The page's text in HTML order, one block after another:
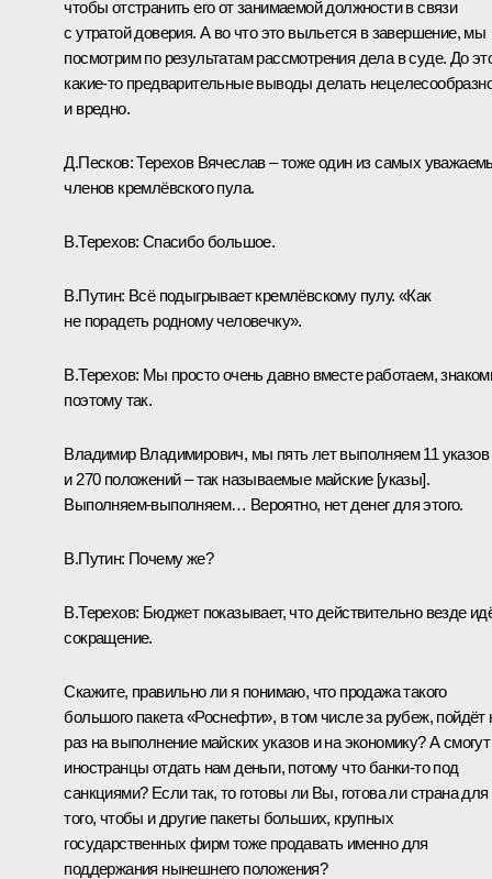
чтобы отстранить его от занимаемой должности в связи
с утратой доверия. А во что это выльется в завершение, мы
посмотрим по результатам рассмотрения дела в суде. До
какие-то предварительные выводы делать
и вредно.
Д.Песков:Терехов Вячеслав – тоже один из самых
членов кремлёвского пула.
В.Терехов: Спасибо большое.
В.Путин: Всё подыгрывает кремлёвскому пулу. «Как
не порадеть родному человечку».
В.Терехов: Мы просто очень давно вместе работаем,
поэтому так.
Владимир Владимирович, мы пять лет выполняем 11 указов
и 270 положений – так называемые майские [указы].
Выполняем-выполняем… Вероятно, нет денег для этого.
В.Путин: Почему же?
В.Терехов: Бюджет показывает, что действительно везде
сокращение.
Скажите, правильно ли я понимаю, что продажа такого
большого пакета «Роснефти», в том числе за рубеж, пойдёт
раз на выполнение майских указов и на экономику? А
иностранцы отдать нам деньги, потому что банки-то под
санкциями? Если так, то готовы ли Вы, готова ли страна для
того, чтобы и другие пакеты больших, крупных
государственных фирм тоже продавать именно для
поддержания нынешнего положения?